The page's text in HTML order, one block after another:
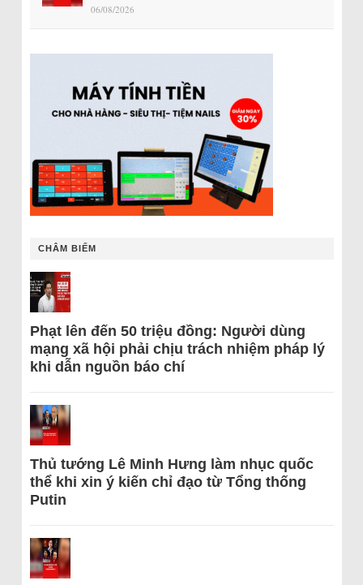
06/08/2026
CHÂM BIẾM
Phạt lên đến 50 triệu đồng: Người dùng
mạng xã hội phải chịu trách nhiệm pháp lý
khi dẫn nguồn báo chí
Thủ tướng Lê Minh Hưng làm nhục quốc
thể khi xin ý kiến chỉ đạo từ Tổng thống
Putin